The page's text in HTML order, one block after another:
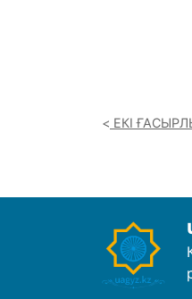
ЕКІ